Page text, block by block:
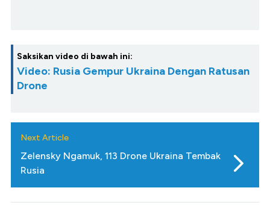
Saksikan video di bawah ini:
Video: Rusia Gempur Ukraina Dengan Ratusan
Drone
Next Article
Zelensky Ngamuk, 113 Drone Ukraina Tembak
Rusia